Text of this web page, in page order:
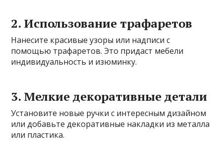
2. Использование трафаретов
Нанесите красивые узоры или надписи с
помощью трафаретов. Это придаст мебели
индивидуальность и изюминку.
3. Мелкие декоративные детали
Установите новые ручки с интересным дизайном
или добавьте декоративные накладки из металла
или пластика.